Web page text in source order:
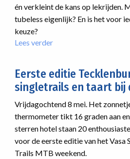
Vinschgau
én verkleint de kans op lekrijden.
tubeless eigenlijk? En is het voor
keuze?
Lees verder
voordelen,
nadelen
zelf
tubeless
maken
Eerste editie
singletrails en taart bij
Vrijdagochtend 8 mei. Het
thermometer tikt 16 graden aan
sterren hotel staan 20
voor de eerste editie van het Vasa
Trails MTB weekend.